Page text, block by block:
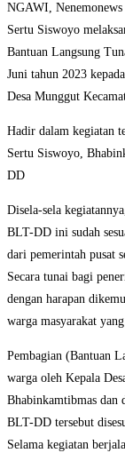
NGAWI,
Sertu Siswoyo
Bantuan Langsung
Juni tahun 2023
Desa Munggut
Hadir dalam kegiatan
Sertu Siswoyo,
DD
Disela-sela
BLT-DD ini sudah
dari pemerintah pusat
Secara tunai bagi
dengan harapan
warga masyarakat
Pembagian (Bantuan
warga oleh Kepala
Bhabinkamtibmas dan
BLT-DD tersebut
Selama kegiatan